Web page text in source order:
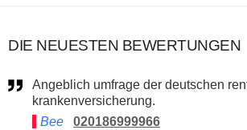
DIE NEUESTEN BEWERTUNGEN
Angeblich umfrage der deutschen renten- und
krankenversicherung.
Bee
020186999966